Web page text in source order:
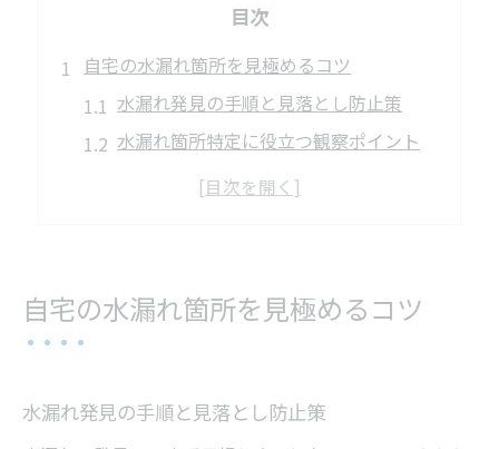
目次
自宅の水漏れ箇所を見極めるコツ
水漏れ発見の手順と見落とし防止策
水漏れ箇所特定に役立つ観察ポイント
水漏れが多い場所と自宅の傾向を知る
水道の水漏れ原因を探る実践手順
水漏れ箇所調査の基本ステップを解説
水漏れ原因調査で押さえたい注意点
水漏れを自分で見つける実用的な方法
自宅の水漏れ箇所を見極めるコツ
水漏れ発見の手順と見落とし防止策